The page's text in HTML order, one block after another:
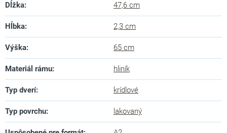
Dĺžka: 47,6 cm
Hĺbka: 2,3 cm
Výška: 65 cm
Materiál rámu: hliník
Typ dverí: krídlové
Typ povrchu: lakovaný